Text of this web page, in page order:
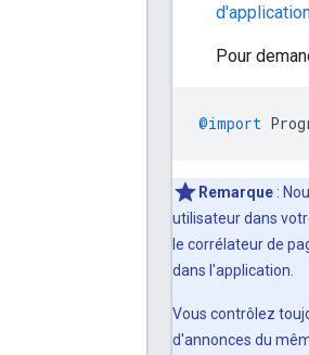
Pour
@import
Remarque :
utilisateur dans
le corrélateur de
dans l'application.
Vous contrôlez
d'annonces du